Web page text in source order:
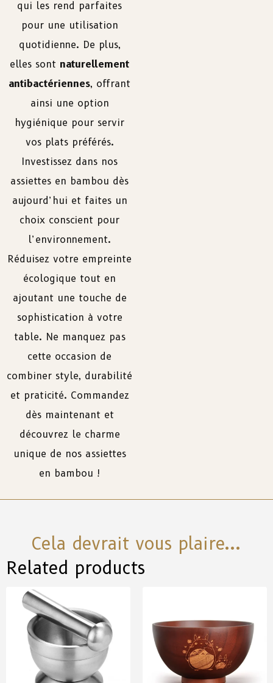
qui les rend parfaites
pour une utilisation
quotidienne. De plus,
elles sont naturellement
antibactériennes, offrant
ainsi une option
hygiénique pour servir
vos plats préférés.
Investissez dans nos
assiettes en bambou dès
aujourd’hui et faites un
choix conscient pour
l’environnement.
Réduisez votre empreinte
écologique tout en
ajoutant une touche de
sophistication à votre
table. Ne manquez pas
cette occasion de
combiner style, durabilité
et praticité. Commandez
dès maintenant et
découvrez le charme
unique de nos assiettes
en bambou !
Cela devrait vous plaire...
Related products